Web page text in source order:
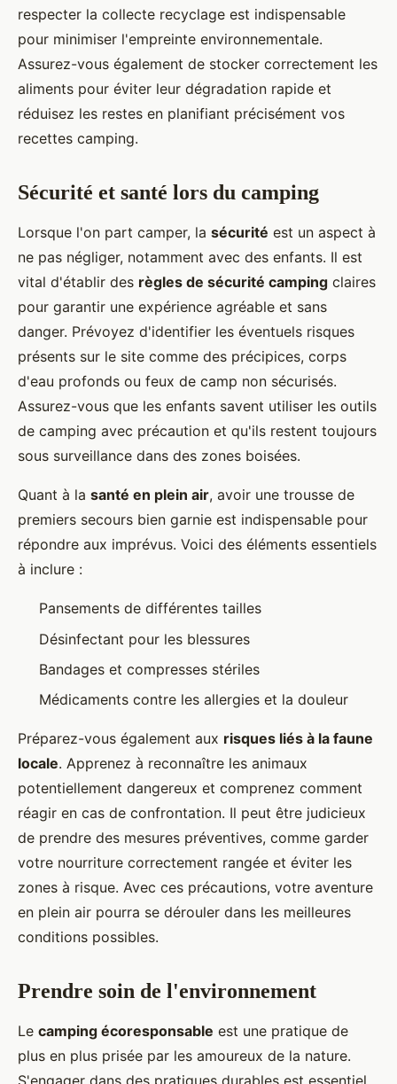
respecter la collecte recyclage est indispensable
pour minimiser l'empreinte environnementale.
Assurez-vous également de stocker correctement les
aliments pour éviter leur dégradation rapide et
réduisez les restes en planifiant précisément vos
recettes camping.
Sécurité et santé lors du camping
Lorsque l'on part camper, la sécurité est un aspect à
ne pas négliger, notamment avec des enfants. Il est
vital d'établir des règles de sécurité camping claires
pour garantir une expérience agréable et sans
danger. Prévoyez d'identifier les éventuels risques
présents sur le site comme des précipices, corps
d'eau profonds ou feux de camp non sécurisés.
Assurez-vous que les enfants savent utiliser les outils
de camping avec précaution et qu'ils restent toujours
sous surveillance dans des zones boisées.
Quant à la santé en plein air, avoir une trousse de
premiers secours bien garnie est indispensable pour
répondre aux imprévus. Voici des éléments essentiels
à inclure :
Pansements de différentes tailles
Désinfectant pour les blessures
Bandages et compresses stériles
Médicaments contre les allergies et la douleur
Préparez-vous également aux risques liés à la faune
locale. Apprenez à reconnaître les animaux
potentiellement dangereux et comprenez comment
réagir en cas de confrontation. Il peut être judicieux
de prendre des mesures préventives, comme garder
votre nourriture correctement rangée et éviter les
zones à risque. Avec ces précautions, votre aventure
en plein air pourra se dérouler dans les meilleures
conditions possibles.
Prendre soin de l'environnement
Le camping écoresponsable est une pratique de
plus en plus prisée par les amoureux de la nature.